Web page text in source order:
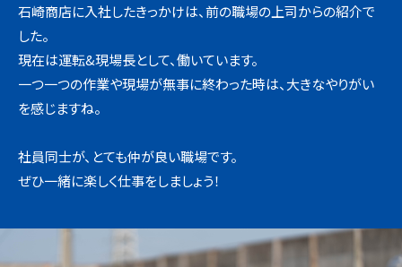
石崎商店に入社したきっかけは、前の職場の上司からの紹介で
した。
現在は運転&現場長として、働いています。
一つ一つの作業や現場が無事に終わった時は、大きなやりがい
を感じますね。
社員同士が、とても仲が良い職場です。
ぜひ一緒に楽しく仕事をしましょう！